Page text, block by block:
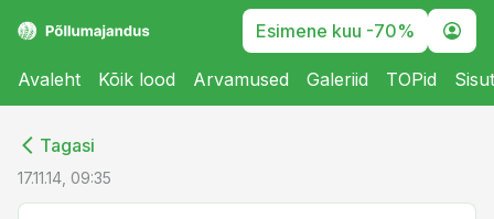
Esimene kuu -70%
Avaleht Kõik lood Arvamused Galeriid TOPid
Tagasi
17.11.14, 09:35